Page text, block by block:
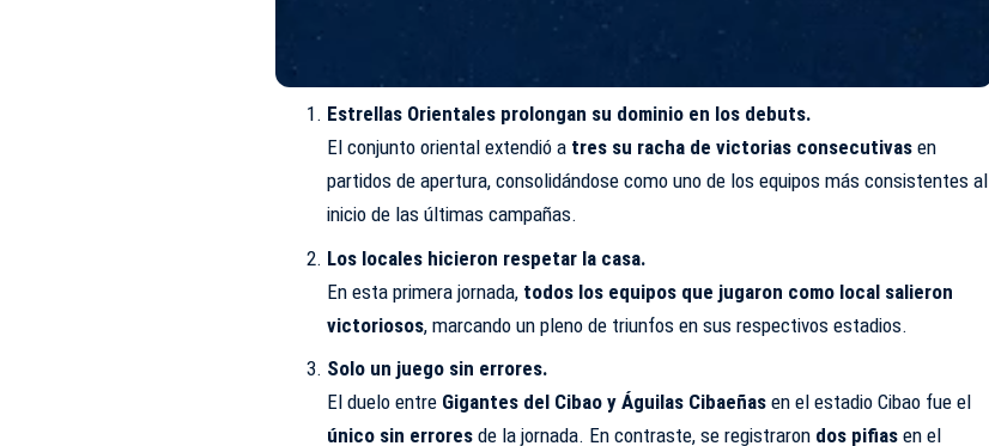
Estrellas Orientales prolongan su dominio en los debuts.
El conjunto oriental extendió a tres su racha de victorias consecutivasen
partidos de apertura, consolidándose como uno de los equipos más consistentes al
inicio de las últimas campañas.
Los locales hicieron respetar la casa.
En esta primera jornada, todos los equipos que jugaron como local salieron
victoriosos, marcando un pleno de triunfos en sus respectivos estadios.
Solo un juego sin errores.
El duelo entre Gigantes del Cibao y Águilas Cibaeñasen el estadio Cibao fue el
único sin erroresde la jornada. En contraste, se registraron dos pifiasen el